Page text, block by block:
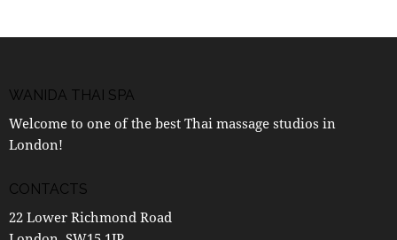
WANIDA THAI SPA
Welcome to one of the best Thai massage studios in
London!
CONTACTS
22 Lower Richmond Road